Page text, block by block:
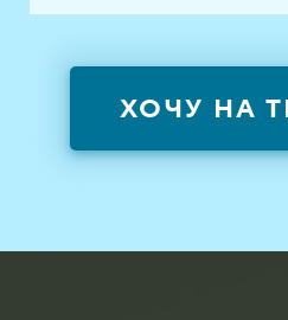
ХОЧУ НА